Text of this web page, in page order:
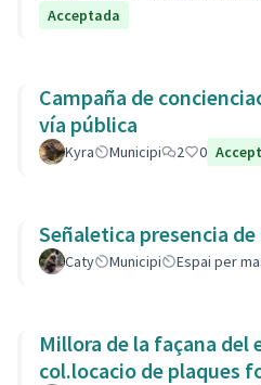
Acceptada
Campaña de
vía pública
Kyra Municipi 2 0
Señaletica presencia de
Caty Municipi Espai per
Millora de la façana del
col.locacio de plaques